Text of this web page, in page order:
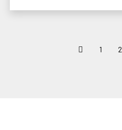
Seitennummerierung
1 2